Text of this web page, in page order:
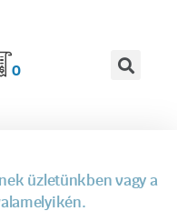
0
üzletünkben vagy a